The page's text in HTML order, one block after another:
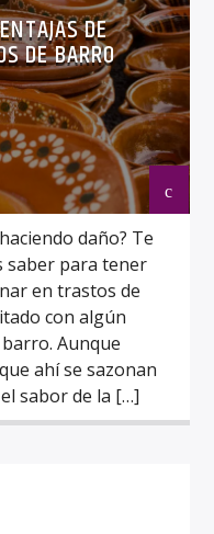
DE
DE BARRO
daño? Te
saber para tener
en trastos de
con algún
Aunque
ahí se sazonan
sabor de la […]